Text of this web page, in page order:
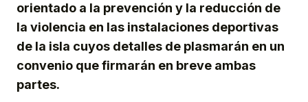
orientado a la prevención y la reducción de
la violencia en las instalaciones deportivas
de la isla cuyos detalles de plasmarán en un
convenio que firmarán en breve ambas
partes.